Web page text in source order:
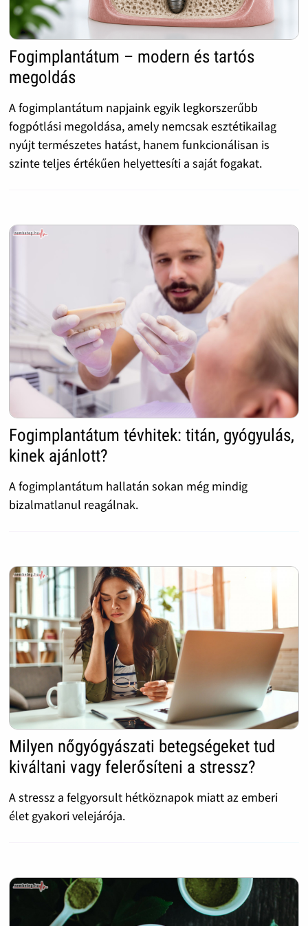
Fogimplantátum – modern és tartós
megoldás
A fogimplantátum napjaink egyik legkorszerűbb
fogpótlási megoldása, amely nemcsak esztétikailag
nyújt természetes hatást, hanem funkcionálisan is
szinte teljes értékűen helyettesíti a saját fogakat.
Fogimplantátum tévhitek: titán, gyógyulás,
kinek ajánlott?
A fogimplantátum hallatán sokan még mindig
bizalmatlanul reagálnak.
Milyen nőgyógyászati betegségeket tud
kiváltani vagy felerősíteni a stressz?
A stressz a felgyorsult hétköznapok miatt az emberi
élet gyakori velejárója.